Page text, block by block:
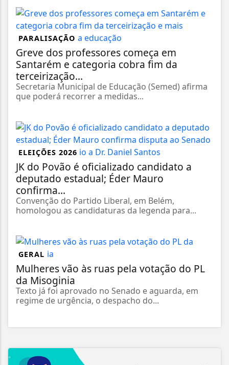
PARALISAÇÃO
Greve dos professores começa em
Santarém e categoria cobra fim da
terceirização...
Secretaria Municipal de Educação (Semed) afirma
que poderá recorrer a medidas...
ELEIÇÕES 2026
JK do Povão é oficializado candidato a
deputado estadual; Éder Mauro
confirma...
Convenção do Partido Liberal, em Belém,
homologou as candidaturas da legenda para...
GERAL
Mulheres vão às ruas pela votação do PL
da Misoginia
Texto já foi aprovado no Senado e aguarda, em
regime de urgência, o despacho do...